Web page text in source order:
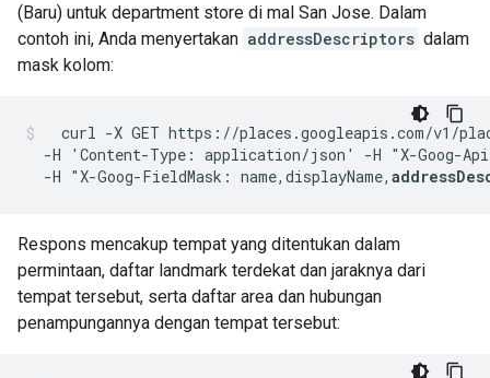
(Baru) untuk department store di mal San Jose. Dalam
contoh ini, Anda menyertakan addressDescriptors dalam
mask kolom:
curl -X GET https://places.googleapis.com/v1/
-H 'Content-Type: application/json' -H "X-Goog-
  -H "X-Goog-FieldMask: name,displayName,
Respons mencakup tempat yang ditentukan dalam
permintaan, daftar landmark terdekat dan jaraknya dari
tempat tersebut, serta daftar area dan hubungan
penampungannya dengan tempat tersebut: